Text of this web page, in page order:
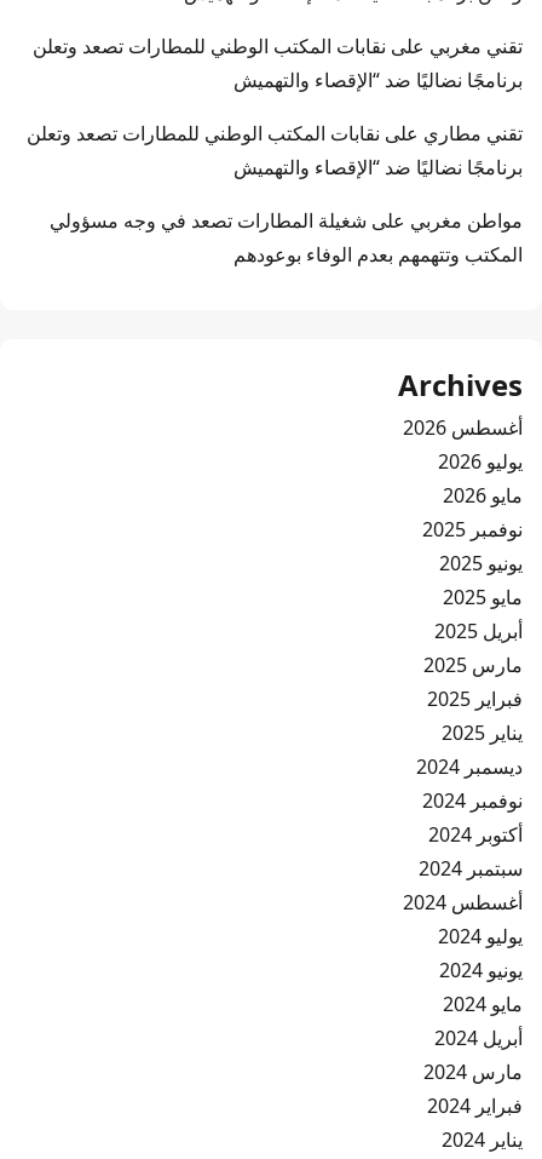
تقني مغربي على نقابات المكتب الوطني للمطارات تصعد وتعلن
برنامجًا نضاليًا ضد “الإقصاء والتهميش
تقني مطاري على نقابات المكتب الوطني للمطارات تصعد وتعلن
برنامجًا نضاليًا ضد “الإقصاء والتهميش
مواطن مغربي على شغيلة المطارات تصعد في وجه مسؤولي
المكتب وتتهمهم بعدم الوفاء بوعودهم
Archives
أغسطس 2026
يوليو 2026
مايو 2026
نوفمبر 2025
يونيو 2025
مايو 2025
أبريل 2025
مارس 2025
فبراير 2025
يناير 2025
ديسمبر 2024
نوفمبر 2024
أكتوبر 2024
سبتمبر 2024
أغسطس 2024
يوليو 2024
يونيو 2024
مايو 2024
أبريل 2024
مارس 2024
فبراير 2024
يناير 2024